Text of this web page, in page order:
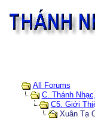
All Forums
C. Thánh
C5. Giới
Xuân Tạ